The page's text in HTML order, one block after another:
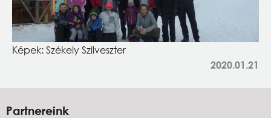
Képek: Székely Szilveszter
2020.01.21
Partnereink